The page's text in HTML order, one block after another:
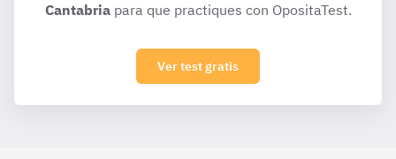
Cantabriapara que practiques con OpositaTest.
Ver test gratis